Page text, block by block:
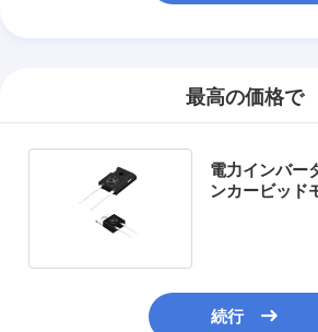
最高の価格で
電力インバー
ンカービッド
続行